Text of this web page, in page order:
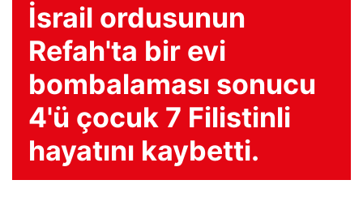
İsrail ordusunun
Refah'ta bir evi
bombalaması sonucu
4'ü çocuk 7 Filistinli
hayatını kaybetti.